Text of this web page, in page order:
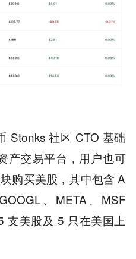
Stonks 社区 CTO 基础
产交易平台，用户也可
购买美股，其中包含 A
、META、MSF
支美股及 5 只在美国上